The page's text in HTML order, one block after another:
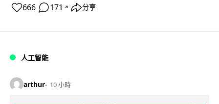
666 171 ↗ 分享
人工智能
arthur 10 小時